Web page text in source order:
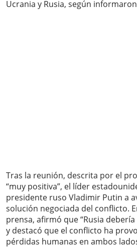
Ucrania y Rusia, según
Tras la reunión, descrita por el
“muy positiva”, el líder
presidente ruso Vladimir Putin a
solución negociada del conflicto.
prensa, afirmó que “Rusia
y destacó que el conflicto ha
pérdidas humanas en ambos